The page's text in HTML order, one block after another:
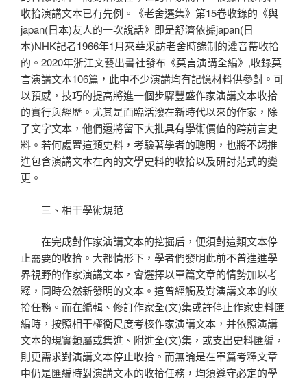
收拾演講文本已有先例。《老舍選集》第15卷收錄的《與
japan(日本)友人的一次說話》即是舒濟依據japan(日
本)NHK記者1966年1月來華采訪老舍時錄制的灌音帶收拾
的。2020年浙江文藝出書社發布《莫言演講全編》,收錄莫
言演講文本106篇，此中不少演講均有記憶材料供參對。可
以預感，技巧的提高將進一個步驟豐盛作家演講文本收拾
的實行與經歷。尤其是面臨活潑在新時代以來的作家，除
了文字文本，他們還將留下大批具有學術價值的跨前言史
料。若何處置這類史料，考驗著學者的聰明，也將不竭推
進包含演講文本在內的文學史料的收拾以及研討范式的變
更。
三、相干學術規范
在完成對作家演講文本的挖掘后，便須對這類文本停
止需要的收拾。大都情形下，學者們發明此前不曾進進學
界視野的作家演講文本，會選擇以單篇文章的情勢加以考
釋，同時公然新發明的文本。這曾經觸及對演講文本的收
拾任務。而在編輯、修訂作家全(文)集或許停止作家史料匯
編時，按照相干權衡尺度考核作家演講文本，并依照演講
文本的現實類屬或集進、附進全(文)集，或支出史料匯編，
則更需求對演講文本停止收拾。而無論是在單篇考釋文章
中仍是匯編時對演講文本的收拾任務，均須遵守必定的學